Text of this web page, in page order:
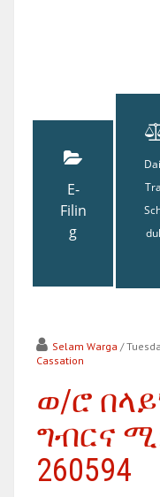
E-
Filin
g
Selam Warga /
Cassation
ወ/ሮ
ግብርና
260594